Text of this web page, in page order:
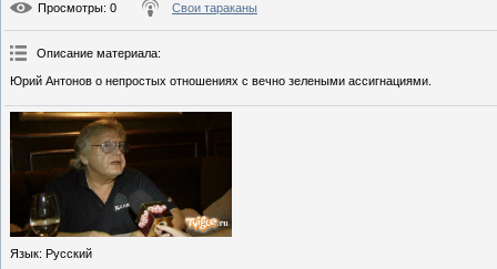
Просмотры: 0 Свои тараканы
Описание материала:
Юрий Антонов о непростых отношениях с вечно зелеными ассигнациями.
Язык: Русский